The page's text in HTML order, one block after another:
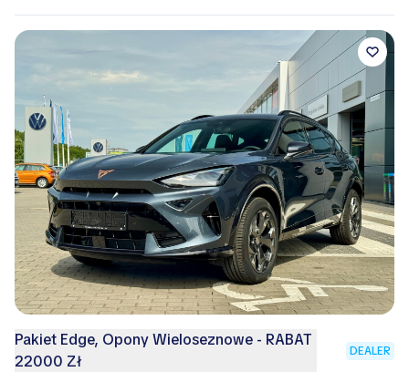
Pakiet Edge, Opony Wieloseznowe - RABAT
22000 Zł
DEALER